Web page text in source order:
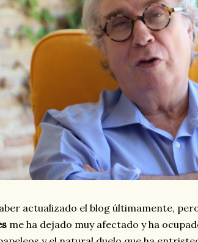
actualizado el blog últimamente,
me ha dejado muy afectado y ha